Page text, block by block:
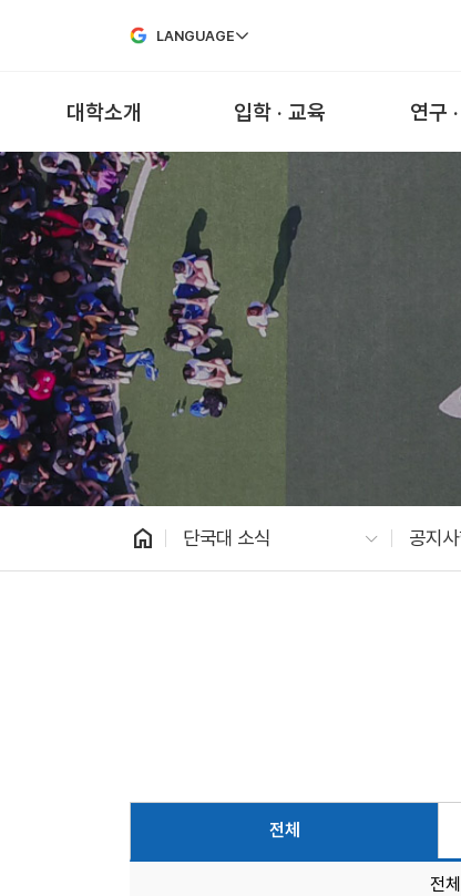
LANGUAGE
대학소개 입학 · 교육 연구
home 단국대 소식 공지
전체
전체